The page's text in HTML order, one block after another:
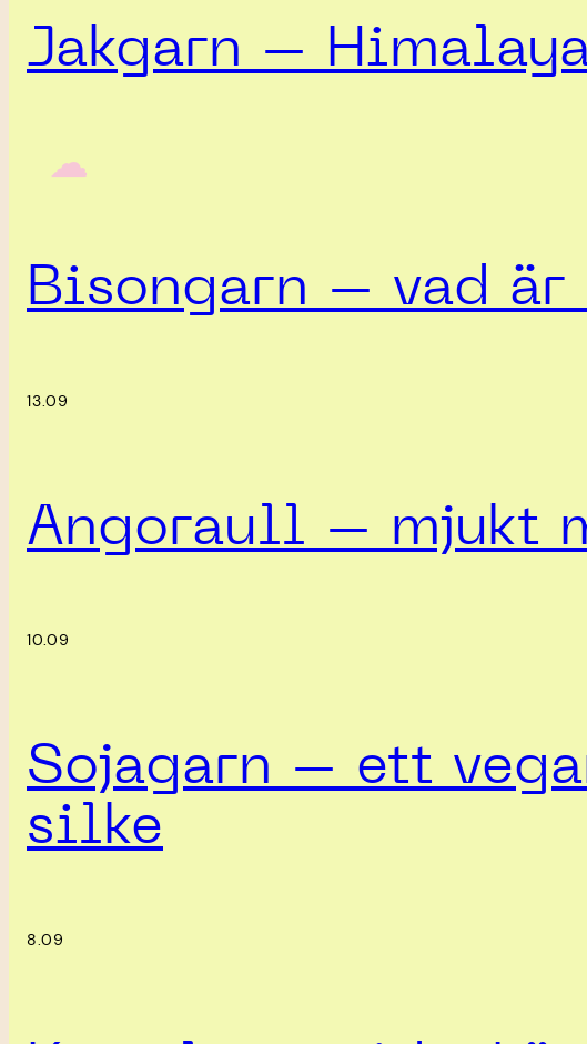
Jakgarn –
‎ ‎‎ ☁︎‎‎
Bisongarn – vad är
13.09
Angoraull – mjukt
10.09
Sojagarn – ett
silke
8.09